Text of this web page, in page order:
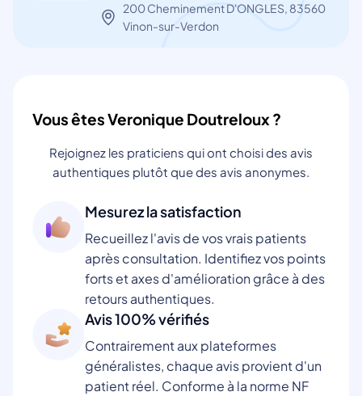
200 Cheminement D'ONGLES, 83560
Vinon-sur-Verdon
Vous êtes Veronique Doutreloux ?
Rejoignez les praticiens qui ont choisi des avis
authentiques plutôt que des avis anonymes.
Mesurez la satisfaction
Recueillez l'avis de vos vrais patients
après consultation. Identifiez vos points
forts et axes d'amélioration grâce à des
retours authentiques.
Avis 100% vérifiés
Contrairement aux plateformes
généralistes, chaque avis provient d'un
patient réel. Conforme à la norme NF